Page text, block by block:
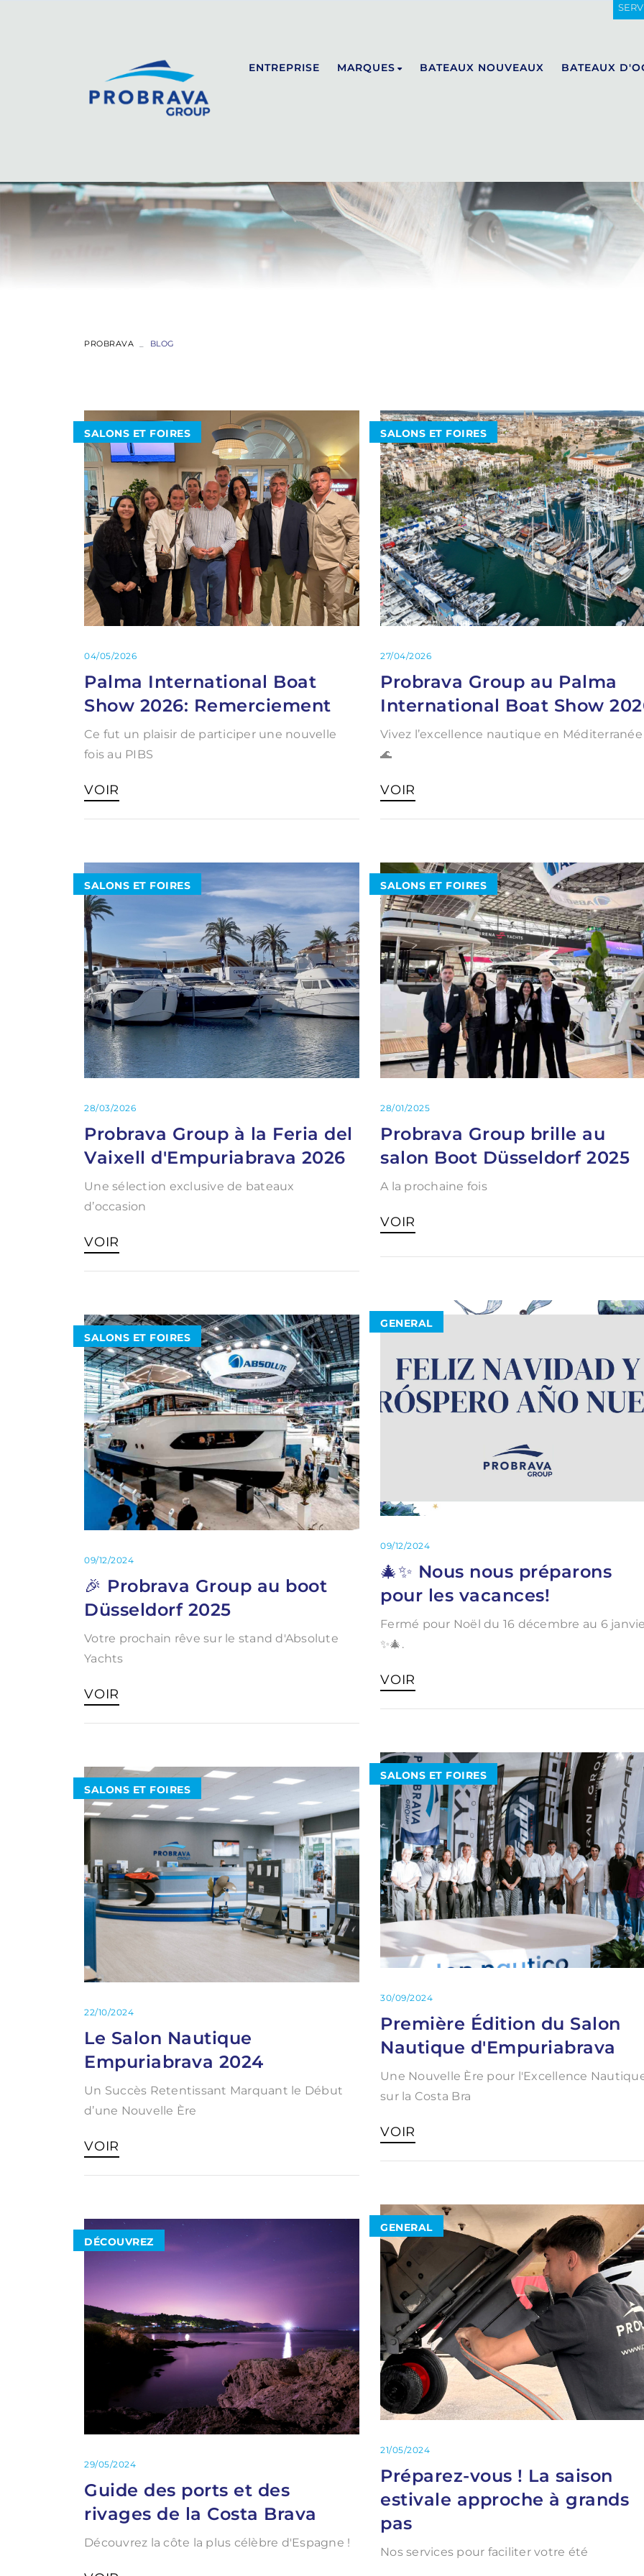
ENTREPRISE MARQUES
SEALINE
SPORT
FLYBRIDGE
DE ANTONIO YACHTS
E23
D29
ABSOLUTE
COUPÉ
FLYBRIDGE
NAVETTA
PACIFIC CRAFT
OPEN
WA & DECK
TIMONIER
DAY CRUISER
RYCK
BATEAUX NOUVEAUX BATEAUX
PROBRAVA BLOG
SALONS ET FOIRES
04/05/2026
Palma International Boat
Show 2026: Remerciement
Ce fut un plaisir de participer une nouvelle
fois au PIBS
VOIR
SALONS ET FOIRES
27/04/2026
Probrava Group au Palma
International Boat Show
Vivez l’excellence nautique en Méditerranée
🌊
VOIR
SALONS ET FOIRES
28/03/2026
Probrava Group à la Feria del
Vaixell d'Empuriabrava 2026
Une sélection exclusive de bateaux
d’occasion
VOIR
SALONS ET FOIRES
28/01/2025
Probrava Group brille au
salon Boot Düsseldorf 2025
A la prochaine fois
VOIR
SALONS ET FOIRES
09/12/2024
🎉 Probrava Group au boot
Düsseldorf 2025
Votre prochain rêve sur le stand d'Absolute
Yachts
VOIR
GENERAL
09/12/2024
🎄✨ Nous nous préparons
pour les vacances!
Fermé pour Noël du 16 décembre au 6
✨🎄.
VOIR
SALONS ET FOIRES
22/10/2024
Le Salon Nautique
Empuriabrava 2024
Un Succès Retentissant Marquant le Début
d’une Nouvelle Ère
VOIR
SALONS ET FOIRES
30/09/2024
Première Édition du Salon
Nautique d'Empuriabrava
Une Nouvelle Ère pour l'Excellence
sur la Costa Bra
VOIR
DÉCOUVREZ
29/05/2024
Guide des ports et des
rivages de la Costa Brava
Découvrez la côte la plus célèbre d'Espagne !
GENERAL
21/05/2024
Préparez-vous ! La saison
estivale approche à grands
pas
Nos services pour faciliter votre été